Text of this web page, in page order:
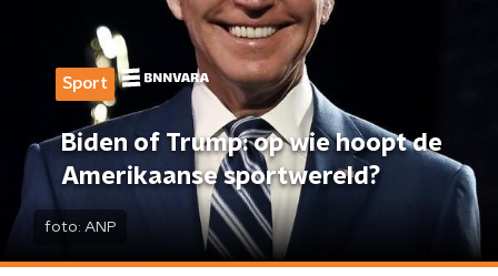
Sport
Biden of Trump: op wie hoopt de
Amerikaanse sportwereld?
foto: ANP